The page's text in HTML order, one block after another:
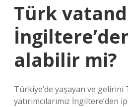
Türk
alabilir mi?
Türkiye’de yaşayan ve gelirini
yatırımcılarımız İngiltere’den